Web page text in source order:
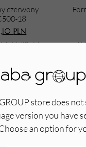
store does
version you have
an option for
czerwony
18
PLN
30 dni: